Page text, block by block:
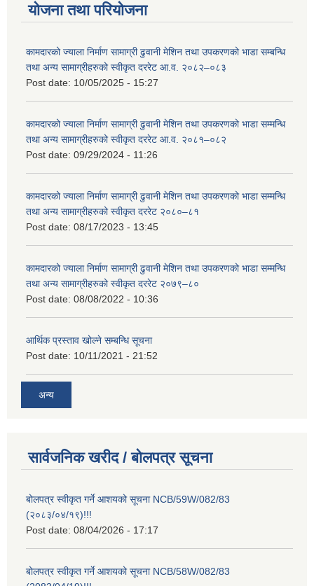
योजना तथा परियोजना
कामदारको ज्याला निर्माण सामाग्री ढुवानी मेशिन तथा उपकरणको भाडा सम्बन्धि
तथा अन्य सामाग्रीहरुको स्वीकृत दररेट आ.व. २०८२–०८३
Post date: 10/05/2025 - 15:27
कामदारको ज्याला निर्माण सामाग्री ढुवानी मेशिन तथा उपकरणको भाडा सम्मन्धि
तथा अन्य सामाग्रीहरुको स्वीकृत दररेट आ.व. २०८१–०८२
Post date: 09/29/2024 - 11:26
कामदारको ज्याला निर्माण सामाग्री ढुवानी मेशिन तथा उपकरणको भाडा सम्मन्धि
तथा अन्य सामाग्रीहरुको स्वीकृत दररेट २०८०–८१
Post date: 08/17/2023 - 13:45
कामदारको ज्याला निर्माण सामाग्री ढुवानी मेशिन तथा उपकरणको भाडा सम्मन्धि
तथा अन्य सामाग्रीहरुको स्वीकृत दररेट २०७९–८०
Post date: 08/08/2022 - 10:36
आर्थिक प्रस्ताव खोल्ने सम्बन्धि सूचना
Post date: 10/11/2021 - 21:52
अन्य
सार्वजनिक खरीद / बोलपत्र सूचना
बोलपत्र स्वीकृत गर्ने आशयको सूचना NCB/59W/082/83
(२०८३/०४/१९)!!!
Post date: 08/04/2026 - 17:17
बोलपत्र स्वीकृत गर्ने आशयको सूचना NCB/58W/082/83